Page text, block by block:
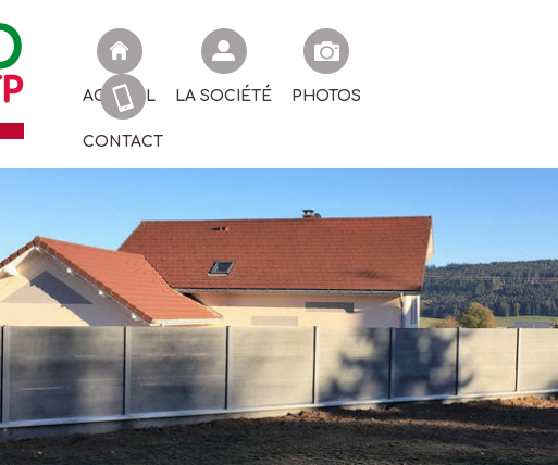
ACCUEIL LA SOCIÉTÉ PHOTOS
CONTACT